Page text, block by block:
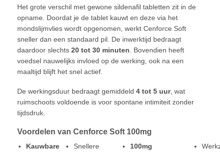
Het grote verschil met gewone sildenafil tabletten zit in de
opname. Doordat je de tablet kauwt en deze via het
mondslijmvlies wordt opgenomen, werkt Cenforce Soft
sneller dan een standaard pil. De inwerktijd bedraagt
daardoor slechts 20 tot 30 minuten . Bovendien heeft
voedsel nauwelijks invloed op de werking, ook na een
maaltijd blijft het snel actief.
De werkingsduur bedraagt gemiddeld 4 tot 5 uur, wat
ruimschoots voldoende is voor spontane intimiteit zonder
tijdsdruk.
Voordelen van Cenforce Soft 100mg
Kauwbare Snellere 100mg